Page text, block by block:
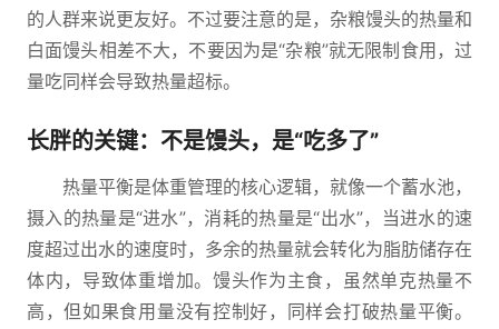
的人群来说更友好。不过要注意的是，杂粮馒头的热量和
白面馒头相差不大，不要因为是“杂粮”就无限制食用，过
量吃同样会导致热量超标。
长胖的关键：不是馒头，是“吃多了”
热量平衡是体重管理的核心逻辑，就像一个蓄水池，
摄入的热量是“进水”，消耗的热量是“出水”，当进水的速
度超过出水的速度时，多余的热量就会转化为脂肪储存在
体内，导致体重增加。馒头作为主食，虽然单克热量不
高，但如果食用量没有控制好，同样会打破热量平衡。